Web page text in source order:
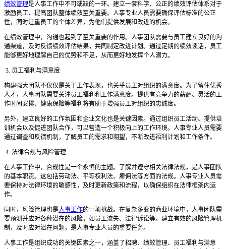
绩效管理是人事工作中不可或缺的一环。建立一套科学、公正的绩效评估体系对于
激励员工、提高团队整体绩效至关重要。人事专业人员需要确保评估标准的公正
性，同时注重员工的个体差异，为他们提供发展和改进的机会。
在绩效管理中，沟通也起到了至关重要的作用。人事团队需要与员工建立良好的沟
通渠道，及时反馈绩效评估结果，共同制定改进计划。通过定期的绩效谈话，员工
能够更好地理解自己的优势和不足，从而更好地发挥个人潜力。
3. 员工福利与满意度
构建强大团队不仅仅是关于工作表现，也关乎员工对组织的满意度。为了留住优秀
人才，人事团队需要关注员工福利和工作满意度。提供有竞争力的薪酬、灵活的工
作时间安排、健康保险等福利将有助于增强员工对组织的忠诚度。
另外，建立良好的工作氛围和企业文化也是关键因素。通过组织员工活动、提供培
训机会以及促进团队合作，可以营造一个积极向上的工作环境。人事专业人员需要
通过调查和反馈机制，了解员工的需求和期望，不断改进福利计划和工作条件。
4. 法律合规与风险管理
在人事工作中，合规性是一个永恒的主题。了解并遵守相关法律法规，是人事团队
的基本职责。这包括劳动法、平等权利法、雇佣法等方面的法规。人事专业人员需
要保持对法律环境的敏感性，及时更新政策和流程，以确保组织在法律框架内运
作。
同时，风险管理也是人事工作的一项挑战。在复杂多变的商业环境中，人事团队需
要预测并应对各种潜在的风险，如员工流失、法律诉讼等。建立有效的风险管理机
制，及时应对潜在问题，是人事专业人员的重要任务。
人事工作是组织成功的关键因素之一，涵盖了招聘、绩效管理、员工福利与满意